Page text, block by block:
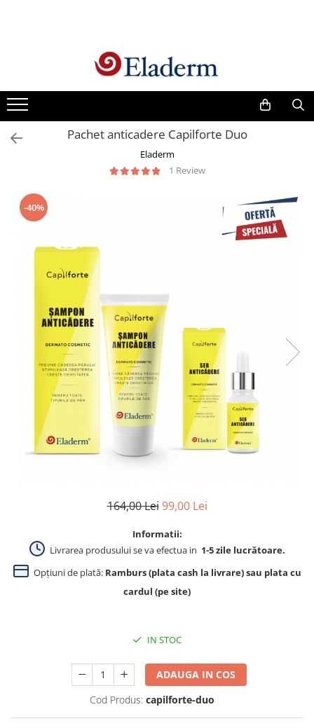
Vezi toate produsele
Creme cu protectie solara
Produse Antirid
Produse Hidratante
Produse Anti sebum
Produse Antiacnee
Produse Par si Scalp
Lotiuni tonice
Produse pentru curatare
Creme Emoliente
Creme cu Uree
Produse pentru pete pigmentare
Evidence skincare
Pachete
Pachet anticadere Capilforte Duo
Eladerm
1 Review
-40%
164,00 Lei 99,00 Lei
Informatii:
Livrarea produsului se va efectua in 1-5 zile lucrătoare.
Opțiuni de plată: Ramburs (plata cash la livrare) sau plata cu
cardul (pe site)
IN STOC
ADAUGA IN COS
Cod Produs: capilforte-duo